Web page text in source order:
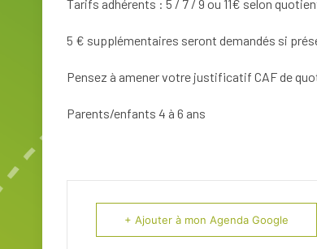
Tarifs adhérents : 5 / 7 / 9 ou 11€ selon
5 € supplémentaires seront demandés si
Pensez à amener votre justificatif CAF de
Parents/enfants 4 à 6 ans
+ Ajouter à mon Agenda Google